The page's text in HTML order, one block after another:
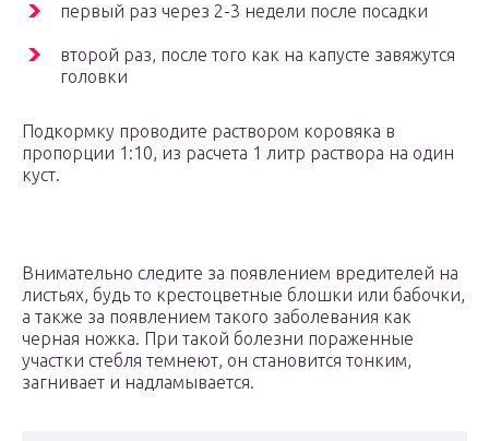
первый раз через 2-3 недели после посадки
второй раз, после того как на капусте завяжутся
головки
Подкормку проводите раствором коровяка в
пропорции 1:10, из расчета 1 литр раствора на один
куст.
Внимательно следите за появлением вредителей на
листьях, будь то крестоцветные блошки или бабочки,
а также за появлением такого заболевания как
черная ножка. При такой болезни пораженные
участки стебля темнеют, он становится тонким,
загнивает и надламывается.